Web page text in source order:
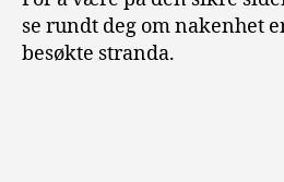
se rundt deg om nakenhet
besøkte stranda.